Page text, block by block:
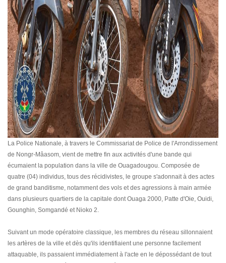
La Police Nationale, à travers le Commissariat de Police de l'Arrondissement
de Nongr-Mâasom, vient de mettre fin aux activités d'une bande qui
écumaient la population dans la ville de Ouagadougou. Composée de
quatre (04) individus, tous des récidivistes, le groupe s'adonnait à des actes
de grand banditisme, notamment des vols et des agressions à main armée
dans plusieurs quartiers de la capitale dont Ouaga 2000, Patte d'Oie, Ouidi,
Gounghin, Somgandé et Nioko 2.
Suivant un mode opératoire classique, les membres du réseau sillonnaient
les artères de la ville et dès qu'ils identifiaient une personne facilement
attaquable, ils passaient immédiatement à l'acte en le dépossédant de tout